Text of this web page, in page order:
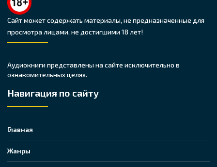
Сайт может содержать материалы, не предназначенные для
просмотра лицами, не достигшими 18 лет!
Аудиокниги представлены на сайте исключительно в
ознакомительных целях.
Навигация по сайту
Главная
Жанры